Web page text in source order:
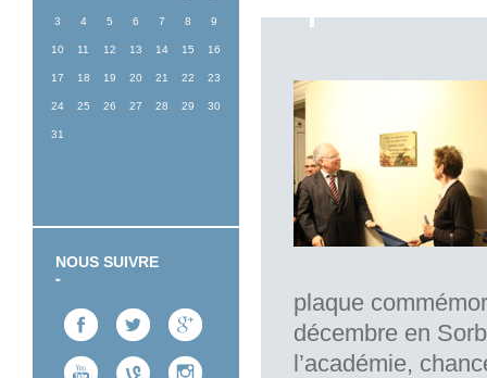
3 4 5 6 7 8 9
10 11 12 13 14 15 16
17 18 19 20 21 22 23
24 25 26 27 28 29 30
31
NOUS SUIVRE
plaque
décembre en
l’académie,